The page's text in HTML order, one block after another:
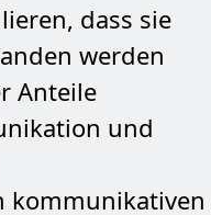
dass sie
werden
Anteile
und
kommunikativen